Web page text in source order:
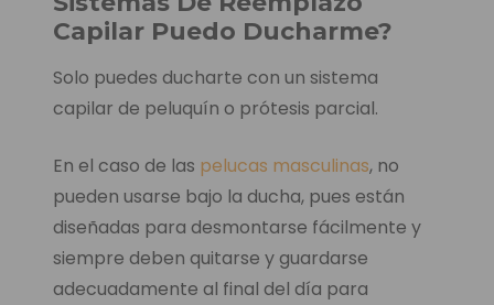
Capilar Puedo Ducharme?
Solo puedes ducharte con un sistema
capilar de peluquín o prótesis parcial.
En el caso de las pelucas masculinas, no
pueden usarse bajo la ducha, pues están
diseñadas para desmontarse fácilmente y
siempre deben quitarse y guardarse
adecuadamente al final del día para